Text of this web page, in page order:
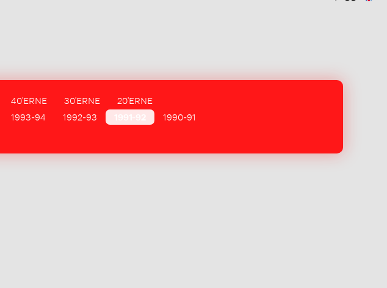
40'ERNE 30'ERNE
20'ERNE
1993-94 1992-93
1990-91